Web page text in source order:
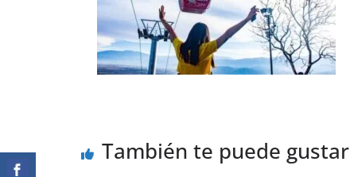
También te puede gustar